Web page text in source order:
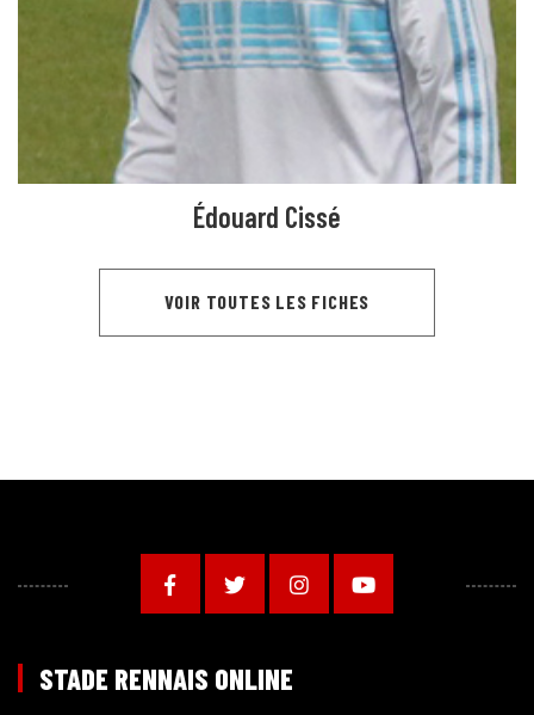
Édouard Cissé
VOIR TOUTES LES FICHES
STADE RENNAIS ONLINE